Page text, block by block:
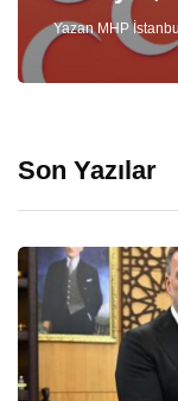
Yazan MHP İstanbul
Son Yazılar